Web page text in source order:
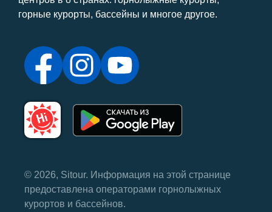
горные курорты, бассейны и многое другое.
© 2026, Sitour. Информация на этой странице
предоставлена ​​операторами горнолыжных
курортов и бассейнов.